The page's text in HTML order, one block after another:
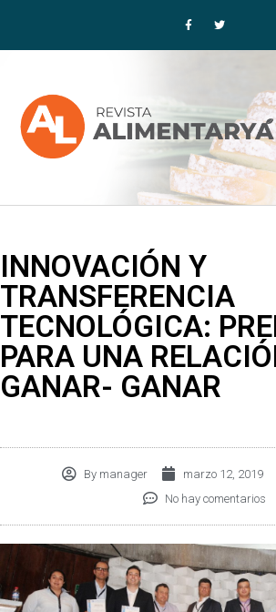
a
e
w
t
INNOVACIÓN Y
TRANSFERENCIA
TECNOLÓGICA:
PARA UNA
GANAR- GANAR
Bymanager marzo 12, 2019
No hay comentarios